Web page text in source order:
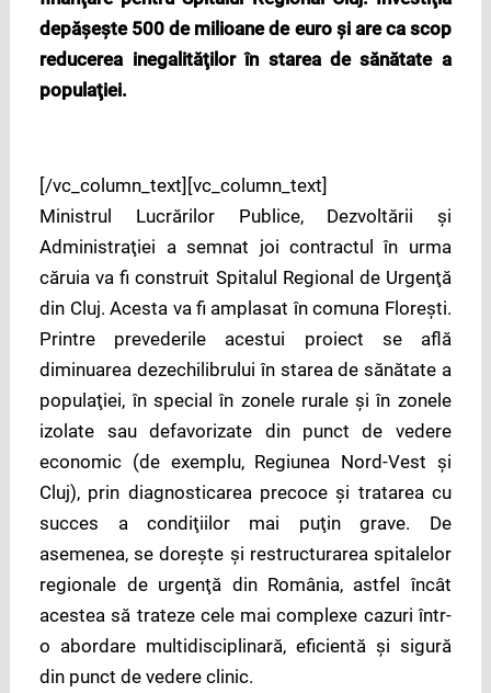
depăşeşte 500 de milioane de euro şi are ca scop
reducerea inegalităţilor în starea de sănătate a
populaţiei.
[/vc_column_text][vc_column_text]
Ministrul Lucrărilor Publice, Dezvoltării şi
Administraţiei a semnat joi contractul în urma
căruia va fi construit Spitalul Regional de Urgenţă
din Cluj. Acesta va fi amplasat în comuna Floreşti.
Printre prevederile acestui proiect se află
diminuarea dezechilibrului în starea de sănătate a
populaţiei, în special în zonele rurale şi în zonele
izolate sau defavorizate din punct de vedere
economic (de exemplu, Regiunea Nord-Vest şi
Cluj), prin diagnosticarea precoce şi tratarea cu
succes a condiţiilor mai puţin grave. De
asemenea, se doreşte şi restructurarea spitalelor
regionale de urgenţă din România, astfel încât
acestea să trateze cele mai complexe cazuri într-
o abordare multidisciplinară, eficientă şi sigură
din punct de vedere clinic.